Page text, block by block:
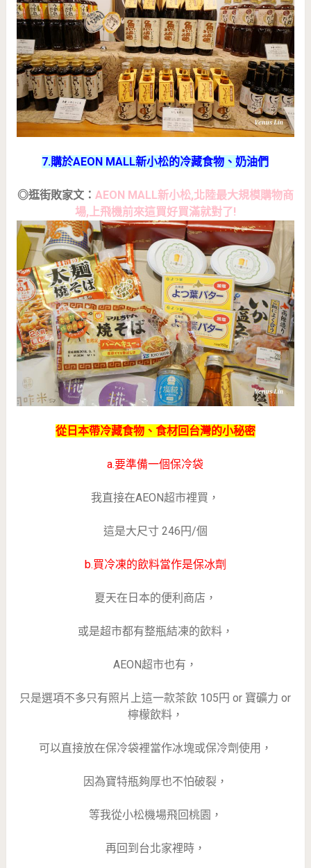
7.購於AEON MALL新小松的冷藏食物、奶油們
◎逛街敗家文： AEON MALL新小松,北陸最大規模購物商
場,上飛機前來這買好買滿就對了!
從日本帶冷藏食物、食材回台灣的小秘密
a.要準備一個保冷袋
我直接在AEON超市裡買，
這是大尺寸 246円/個
b.買冷凍的飲料當作是保冰劑
夏天在日本的便利商店，
或是超市都有整瓶結凍的飲料，
AEON超市也有，
只是選項不多只有照片上這一款茶飲 105円 or 寶礦力 or
檸檬飲料，
可以直接放在保冷袋裡當作冰塊或保冷劑使用，
因為寶特瓶夠厚也不怕破裂，
等我從小松機場飛回桃園，
再回到台北家裡時，